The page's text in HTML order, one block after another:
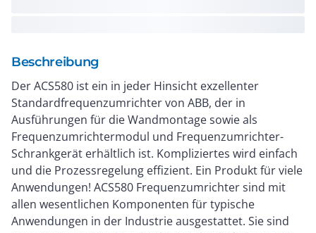
Beschreibung
Der ACS580 ist ein in jeder Hinsicht exzellenter
Standardfrequenzumrichter von ABB, der in
Ausführungen für die Wandmontage sowie als
Frequenzumrichtermodul und Frequenzumrichter-
Schrankgerät erhältlich ist. Kompliziertes wird einfach
und die Prozessregelung effizient. Ein Produkt für viele
Anwendungen! ACS580 Frequenzumrichter sind mit
allen wesentlichen Komponenten für typische
Anwendungen in der Industrie ausgestattet. Sie sind